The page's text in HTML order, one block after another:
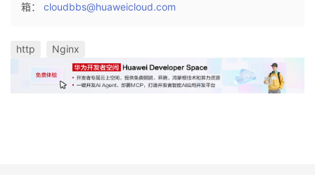
箱： cloudbbs@huaweicloud.com
http Nginx